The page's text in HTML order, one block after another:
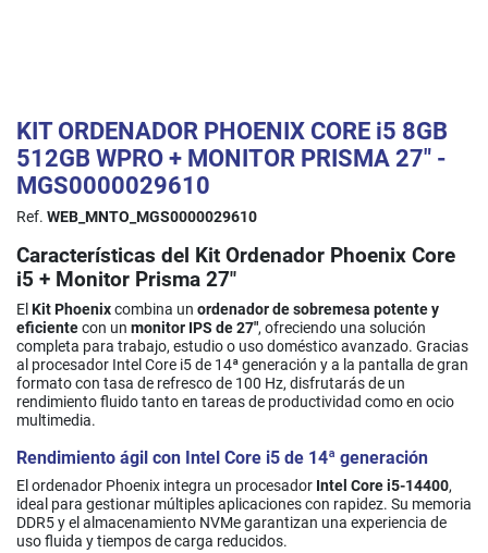
KIT ORDENADOR PHOENIX CORE i5 8GB
512GB WPRO + MONITOR PRISMA 27" -
MGS0000029610
Ref. WEB_MNTO_MGS0000029610
Características del Kit Ordenador Phoenix Core
i5 + Monitor Prisma 27"
El Kit Phoenixcombina un ordenador de sobremesa potente y
eficientecon un monitor IPS de 27", ofreciendo una solución
completa para trabajo, estudio o uso doméstico avanzado. Gracias
al procesador Intel Core i5 de 14ª generación y a la pantalla de gran
formato con tasa de refresco de 100 Hz, disfrutarás de un
rendimiento fluido tanto en tareas de productividad como en ocio
multimedia.
Rendimiento ágil con Intel Core i5 de 14ª generación
El ordenador Phoenix integra un procesador Intel Core i5-14400,
ideal para gestionar múltiples aplicaciones con rapidez. Su memoria
DDR5 y el almacenamiento NVMe garantizan una experiencia de
uso fluida y tiempos de carga reducidos.